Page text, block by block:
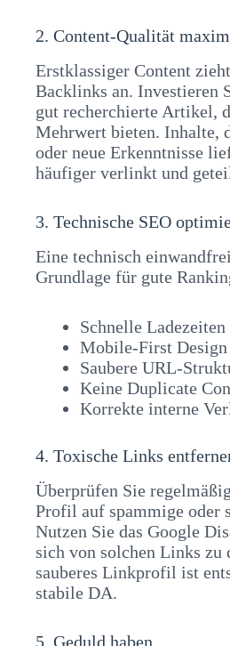
2. Content-Qualität
Erstklassiger Content
Backlinks an. Investieren
gut recherchierte Artikel,
Mehrwert bieten. Inhalte,
oder neue Erkenntnisse
häufiger verlinkt und
3. Technische SEO
Eine technisch
Grundlage für gute
Schnelle
Mobile-First Design
Saubere URL-
Keine Duplicate
Korrekte interne
4. Toxische Links
Überprüfen Sie
Profil auf spammige oder
Nutzen Sie das Google
sich von solchen Links zu
sauberes Linkprofil ist
stabile DA.
5. Geduld haben